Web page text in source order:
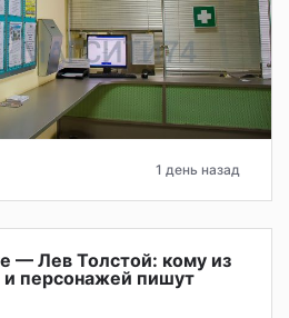
1 день назад
— Лев Толстой: кому из
персонажей пишут